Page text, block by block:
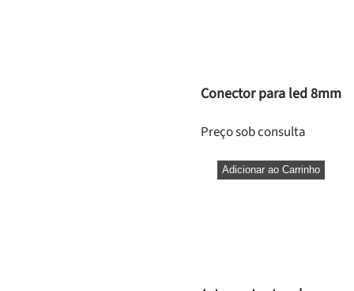
Conector para led 8mm
Preço sob consulta
Adicionar ao Carrinho